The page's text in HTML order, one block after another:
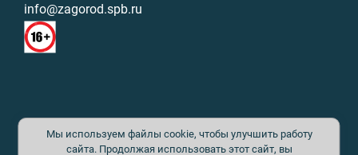
info@zagorod.spb.ru
© ИП Малыщева Б.Л. Все права защищены. Перепечатка материалов
данного сайта возможна только с письменного разрешения. При
цитировании ссылка на www.zagorod.spb.ru обязательна. Редакция не
Мы используем файлы cookie, чтобы улучшить работу
сайта. Продолжая использовать этот сайт, вы